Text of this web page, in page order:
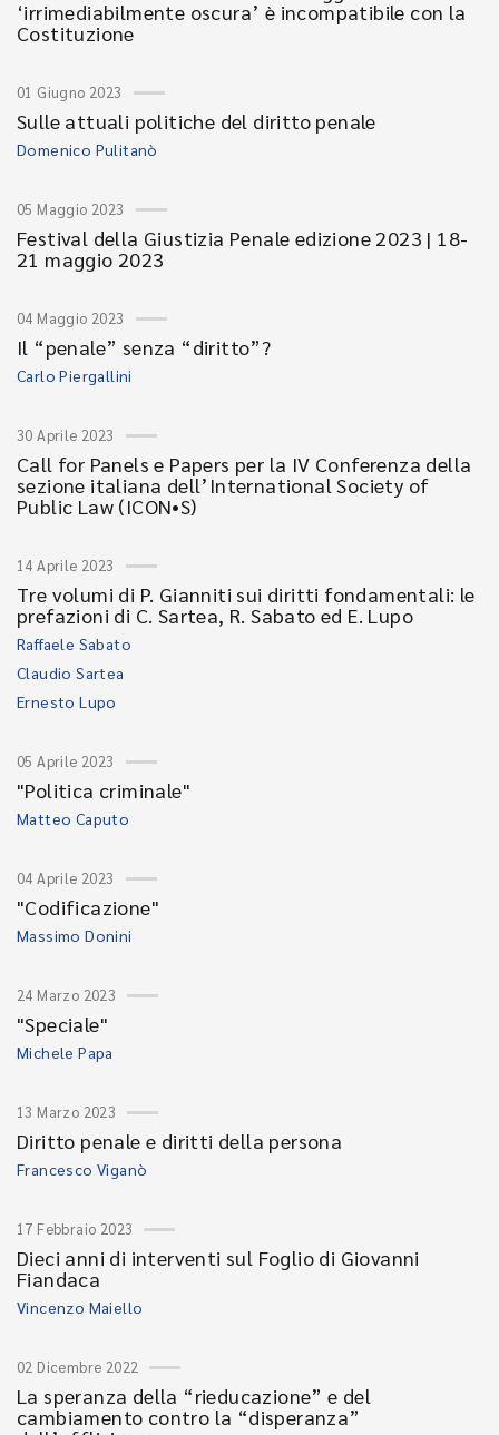
‘irrimediabilmente oscura’ è incompatibile con la
Costituzione
01 Giugno 2023
Sulle attuali politiche del diritto penale
Domenico Pulitanò
05 Maggio 2023
Festival della Giustizia Penale edizione 2023 | 18-
21 maggio 2023
04 Maggio 2023
Il “penale” senza “diritto”?
Carlo Piergallini
30 Aprile 2023
Call for Panels e Papers per la IV Conferenza della
sezione italiana dell’International Society of
Public Law (ICON•S)
14 Aprile 2023
Tre volumi di P. Gianniti sui diritti fondamentali: le
prefazioni di C. Sartea, R. Sabato ed E. Lupo
Raffaele Sabato
Claudio Sartea
Ernesto Lupo
05 Aprile 2023
"Politica criminale"
Matteo Caputo
04 Aprile 2023
"Codificazione"
Massimo Donini
24 Marzo 2023
"Speciale"
Michele Papa
13 Marzo 2023
Diritto penale e diritti della persona
Francesco Viganò
17 Febbraio 2023
Dieci anni di interventi sul Foglio di Giovanni
Fiandaca
Vincenzo Maiello
02 Dicembre 2022
La speranza della “rieducazione” e del
cambiamento contro la “disperanza”